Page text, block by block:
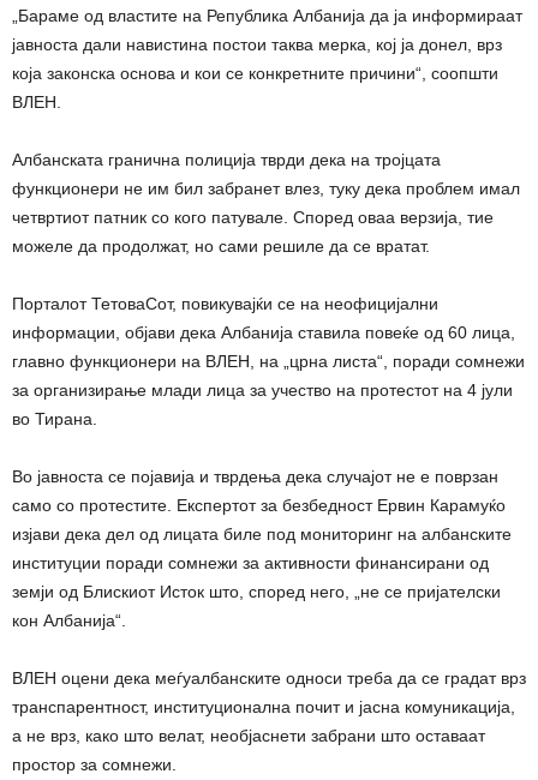
„Бараме од властите на Република Албанија да ја информираат
јавноста дали навистина постои таква мерка, кој ја донел, врз
која законска основа и кои се конкретните причини“, соопшти
ВЛЕН.
Албанската гранична полиција тврди дека на тројцата
функционери не им бил забранет влез, туку дека проблем имал
четвртиот патник со кого патувале. Според оваа верзија, тие
можеле да продолжат, но сами решиле да се вратат.
Порталот ТетоваСот, повикувајќи се на неофицијални
информации, објави дека Албанија ставила повеќе од 60 лица,
главно функционери на ВЛЕН, на „црна листа“, поради сомнежи
за организирање млади лица за учество на протестот на 4 јули
во Тирана.
Во јавноста се појавија и тврдења дека случајот не е поврзан
само со протестите. Експертот за безбедност Ервин Карамуќо
изјави дека дел од лицата биле под мониторинг на албанските
институции поради сомнежи за активности финансирани од
земји од Блискиот Исток што, според него, „не се пријателски
кон Албанија“.
ВЛЕН оцени дека меѓуалбанските односи треба да се градат врз
транспарентност, институционална почит и јасна комуникација,
а не врз, како што велат, необјаснети забрани што оставаат
простор за сомнежи.